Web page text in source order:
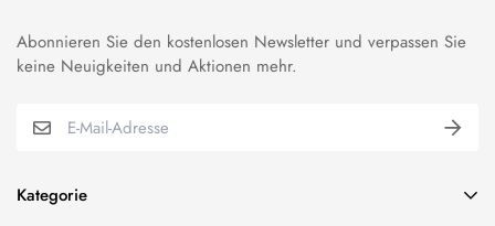
Kategorie
Abonnieren Sie den kostenlosen Newsletter und verpassen Sie
keine Neuigkeiten und Aktionen mehr.